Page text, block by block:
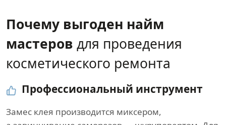
Почему выгоден найм
мастеров для проведения
косметического ремонта
Профессиональный инструмент
Замес клея производится миксером,